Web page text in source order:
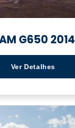
G650 2014
Ver Detalhes